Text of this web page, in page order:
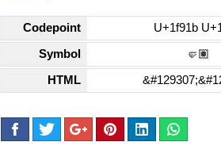
Codepoint U+1f91b
Symbol 🤛🏽
HTML